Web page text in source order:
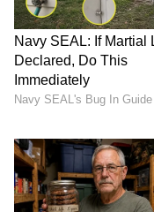
సుప్రీంకోర్టును
మహిళలకు పీరియడ్
కల్పించేలా
పిటిషన్‌లో కోరారు.
సంస్థలు, ప్రైవేట్
సమయంలో సెలవులు
తీసుకువచ్చారు.